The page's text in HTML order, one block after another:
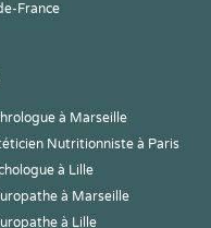
France
à Marseille
Nutritionniste à Paris
à Lille
à Marseille
à Lille